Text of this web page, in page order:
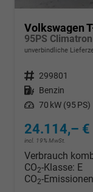
Volkswagen
unverbindliche
Fahrzeugnr. 299801
Kraftstoff Benzin
Leistung 70 kW (95 PS)
24.114,– €
incl. 19% MwSt.
Verbrauch
CO2-Klasse: E
CO2-